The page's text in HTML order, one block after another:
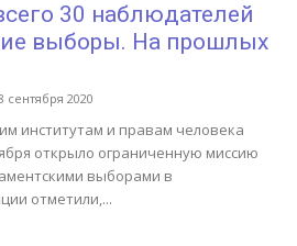
30 наблюдателей
выборы. На прошлых
сентября 2020
институтам и правам человека
открыло ограниченную миссию
выборами в
отметили,...